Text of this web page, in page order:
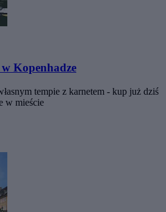
Kopenhadze
tempie z karnetem - kup już dziś
w mieście